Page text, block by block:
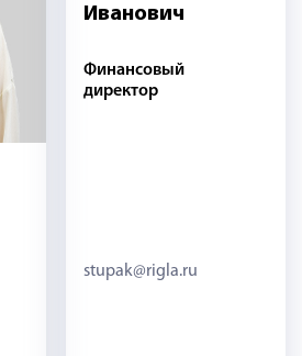
Иванович
Финансовый
директор
stupak@rigla.ru